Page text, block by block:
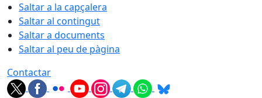
Saltar a la capçalera
Saltar al contingut
Saltar a documents
Saltar al peu de pàgina
Contactar